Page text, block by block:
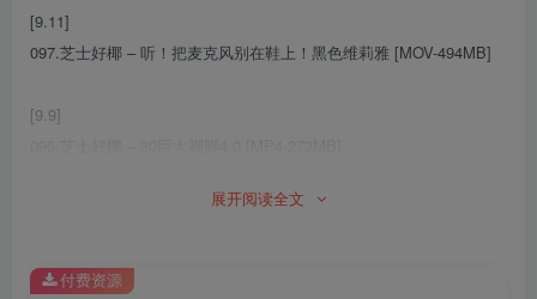
[9.11]
097.芝士好椰 – 听！把麦克风别在鞋上！黑色维莉雅 [MOV-494MB]
[9.9]
展开阅读全文
付费资源